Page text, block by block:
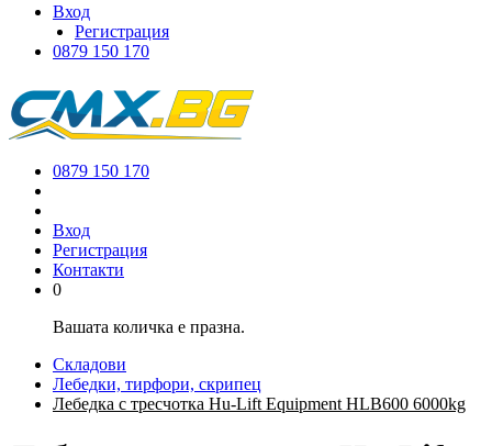
Вход
Регистрация
0879 150 170
0879 150 170
Вход
Регистрация
Контакти
0
Вашата количка е празна.
Складови
Лебедки, тирфори, скрипец
Лебедка с тресчотка Hu-Lift Equipment HLB600 6000kg